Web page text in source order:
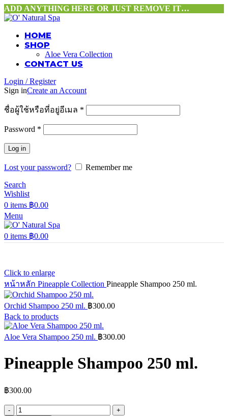
ADD ANYTHING HERE OR JUST REMOVE IT…
HOME
SHOP
Aloe Vera Collection
CONTACT US
Login / Register
Sign inCreate an Account
ชื่อผู้ใช้หรือที่อยู่อีเมล *
Password *
Log in
Lost your password?
Remember me
Search
Wishlist
0 items ฿0.00
Menu
0 items ฿0.00
Click to enlarge
หน้าหลัก Pineapple Collection Pineapple Shampoo 250 ml.
Orchid Shampoo 250 ml. ฿300.00
Back to products
Aloe Vera Shampoo 250 ml. ฿300.00
Pineapple Shampoo 250 ml.
฿300.00
จำนวน